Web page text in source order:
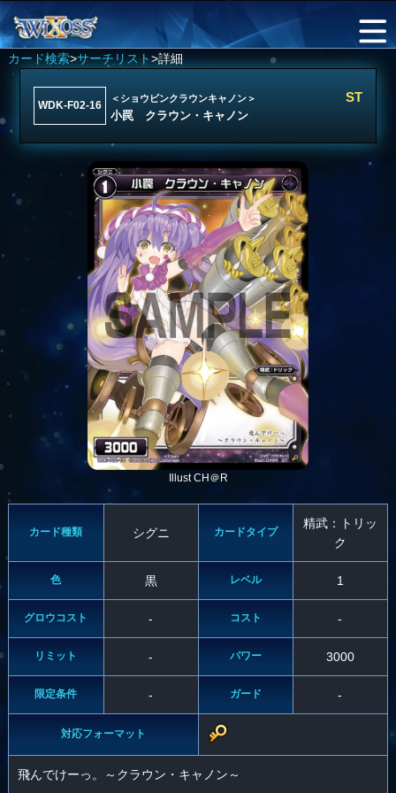
カード検索>サーチリスト>詳細
WDK-F02-16
＜ショウビンクラウンキャノン＞
小罠 クラウン・キャノン
ST
Illust CH＠R
カード種類 シグニ カードタイプ
精武：トリッ
ク
色 黒 レベル 1
グロウコスト - コスト -
リミット - パワー 3000
限定条件 - ガード -
対応フォーマット
飛んでけーっ。～クラウン・キャノン～